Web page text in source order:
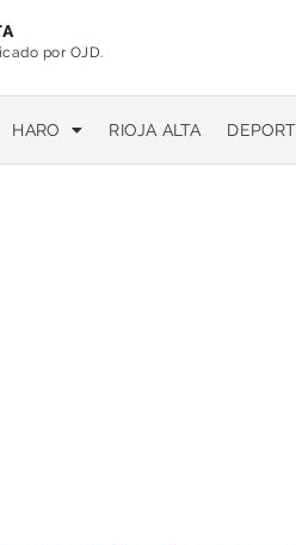
por OJD.
HARO RIOJA ALTA